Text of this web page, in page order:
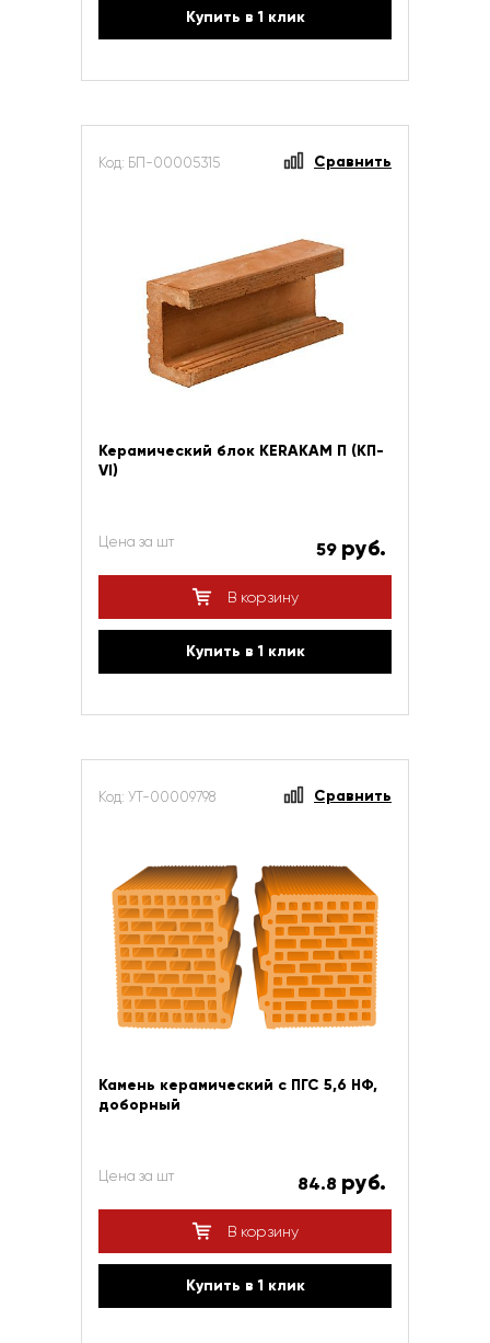
Купить в 1 клик
Код: БП-00005315 Сравнить
Керамический блок KERAKAM П (КП-
VI)
Цена за шт 59 руб.
В корзину
Купить в 1 клик
Код: УТ-00009798 Сравнить
Камень керамический с ПГС 5,6 НФ,
доборный
Цена за шт 84.8 руб.
В корзину
Купить в 1 клик